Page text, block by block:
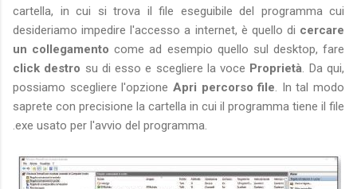
cartella, in cui si trova il file eseguibile del programma cui
desideriamo impedire l'accesso a internet, è quello di cercare
un collegamento come ad esempio quello sul desktop, fare
click destro su di esso e scegliere la voce Proprietà. Da qui,
possiamo scegliere l'opzione Apri percorso file. In tal modo
saprete con precisione la cartella in cui il programma tiene il file
.exe usato per l'avvio del programma.